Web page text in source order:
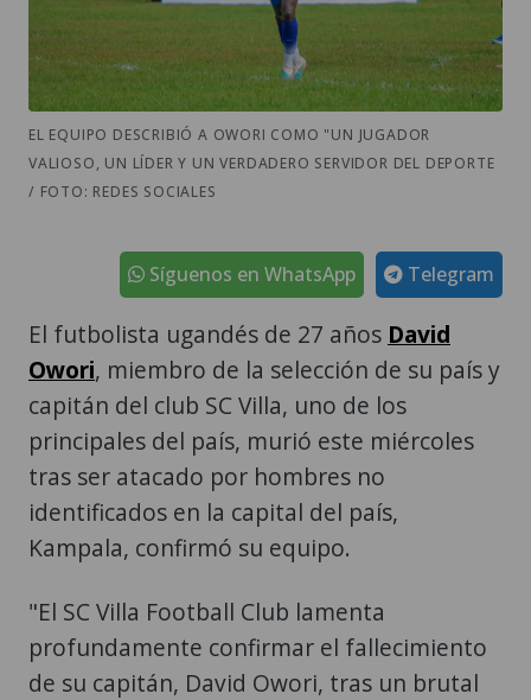
EL EQUIPO DESCRIBIÓ A OWORI COMO "UN JUGADOR
VALIOSO, UN LÍDER Y UN VERDADERO SERVIDOR DEL DEPORTE
/ FOTO: REDES SOCIALES
Telegram
Síguenos en WhatsApp
El futbolista ugandés de 27 años David
Owori, miembro de la selección de su país y
capitán del club SC Villa, uno de los
principales del país, murió este miércoles
tras ser atacado por hombres no
identificados en la capital del país,
Kampala, confirmó su equipo.
"El SC Villa Football Club lamenta
profundamente confirmar el fallecimiento
de su capitán, David Owori, tras un brutal